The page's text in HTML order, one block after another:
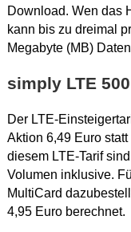
Download. Wen das
kann bis zu dreimal
Megabyte (MB)
simply LTE 500
Der LTE-
Aktion 6,49 Euro
diesem LTE-Tarif
Volumen inklusive.
MultiCard
4,95 Euro berechnet.